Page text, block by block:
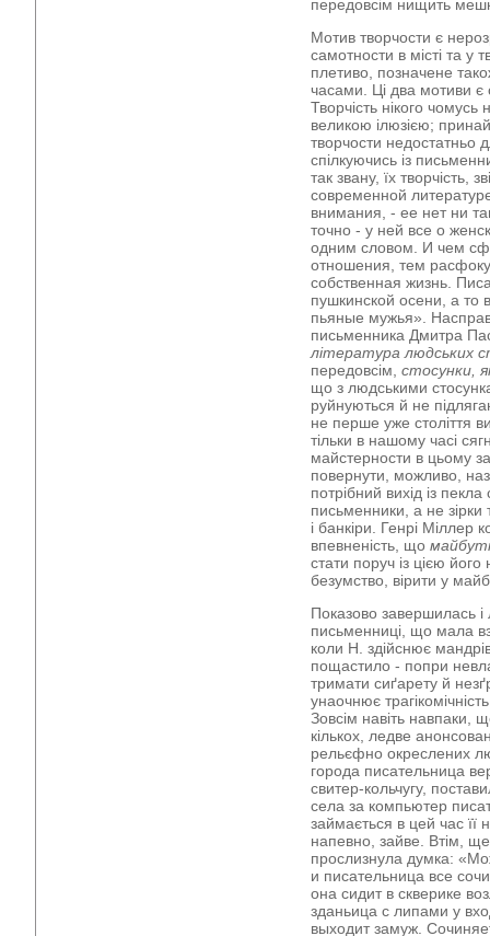
передовсім нищить
Мотив творчости є
самотности в місті та у
плетиво, позначене
часами. Ці два мотиви
Творчість нікого
великою ілюзією;
творчости недостатньо
спілкуючись із
так звану, їх творчість,
современной
внимания, - ее нет ни
точно - у ней все о
одним словом. И чем
отношения, тем
собственная жизнь.
пушкинской осени, а то
пьяные мужья».
письменника Дмитра
література людських
передовсім, стосунки,
що з людськими
руйнуються й не
не перше уже століття
тільки в нашому часі
майстерности в цьому
повернути, можливо,
потрібний вихід із
письменники, а не зірки
і банкіри. Генрі Міллер
впевненість, що
стати поруч із цією його
безумство, вірити у
Показово завершилась і
письменниці, що мала
коли Н. здійснює
пощастило - попри
тримати сиґарету й
унаочнює
Зовсім навіть навпаки,
кількох, ледве
рельєфно окреслених
города писательница
свитер-кольчугу,
села за компьютер
займається в цей час
напевно, зайве. Втім, ще
прослизнула думка:
и писательница все
она сидит в скверике
зданьица с липами у
выходит замуж.